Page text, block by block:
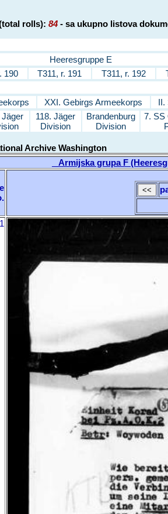
rolls):84 - sa ukupno listova
Heeresgruppe E
190 T311, r. 191 T311, r. 192
XXI. Gebirgs Armeekorps II.
Jäger
118. Jäger
Division
Brandenburg
Division
7. SS
Archive Washington
Armijska grupa F
1